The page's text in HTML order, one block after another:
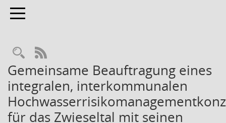
Toggle navigation
Rechercheauswahl
RSS-Feed
Gemeinsame Beauftragung eines
integralen, interkommunalen
für das Zwieseltal mit seinen